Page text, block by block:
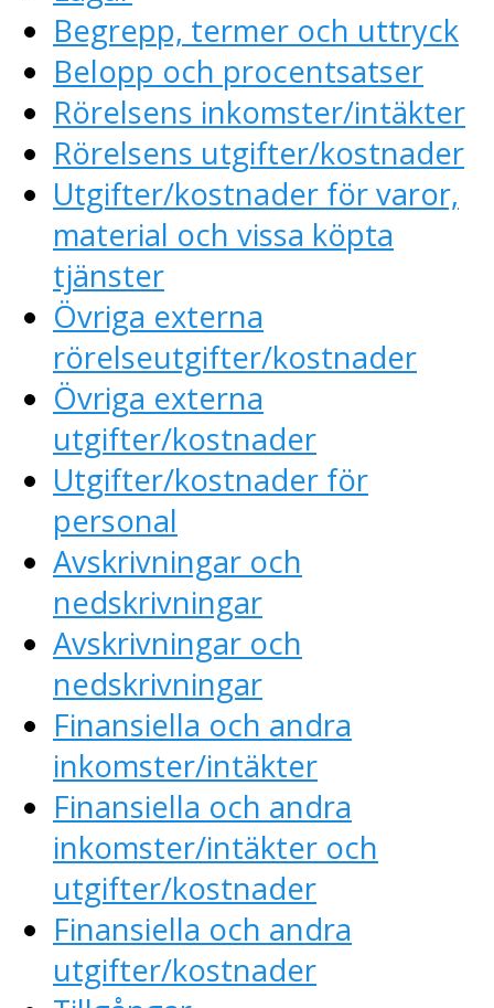
Begrepp, termer och uttryck
Belopp och procentsatser
Rörelsens inkomster/intäkter
Rörelsens utgifter/kostnader
Utgifter/kostnader för varor,
material och vissa köpta
tjänster
Övriga externa
rörelseutgifter/kostnader
Övriga externa
utgifter/kostnader
Utgifter/kostnader för
personal
Avskrivningar och
nedskrivningar
Avskrivningar och
nedskrivningar
Finansiella och andra
inkomster/intäkter
Finansiella och andra
inkomster/intäkter och
utgifter/kostnader
Finansiella och andra
utgifter/kostnader